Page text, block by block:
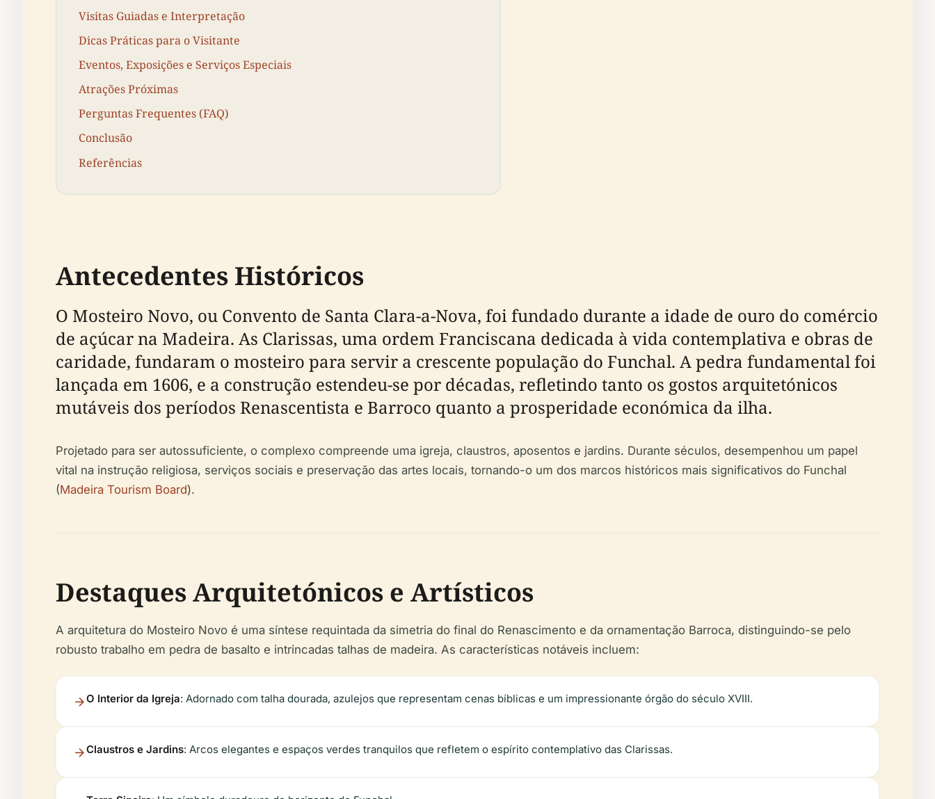
Visitas Guiadas e Interpretação
Dicas Práticas para o Visitante
Eventos, Exposições e Serviços Especiais
Atrações Próximas
Perguntas Frequentes (FAQ)
Conclusão
Referências
Antecedentes Históricos
O Mosteiro Novo, ou Convento de Santa Clara-a-Nova, foi fundado durante a idade de ouro do comércio
de açúcar na Madeira. As Clarissas, uma ordem Franciscana dedicada à vida contemplativa e obras de
caridade, fundaram o mosteiro para servir a crescente população do Funchal. A pedra fundamental foi
lançada em 1606, e a construção estendeu-se por décadas, refletindo tanto os gostos arquitetónicos
mutáveis dos períodos Renascentista e Barroco quanto a prosperidade económica da ilha.
Projetado para ser autossuficiente, o complexo compreende uma igreja, claustros, aposentos e jardins. Durante séculos, desempenhou um papel
vital na instrução religiosa, serviços sociais e preservação das artes locais, tornando-o um dos marcos históricos mais significativos do Funchal
(Madeira Tourism Board).
Destaques Arquitetónicos e Artísticos
A arquitetura do Mosteiro Novo é uma síntese requintada da simetria do final do Renascimento e da ornamentação Barroca, distinguindo-se pelo
robusto trabalho em pedra de basalto e intrincadas talhas de madeira. As características notáveis incluem:
O Interior da Igreja: Adornado com talha dourada, azulejos que representam cenas bíblicas e um impressionante órgão do século XVIII.
Claustros e Jardins: Arcos elegantes e espaços verdes tranquilos que refletem o espírito contemplativo das Clarissas.